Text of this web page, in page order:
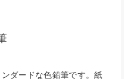
ダードな色鉛筆です。紙